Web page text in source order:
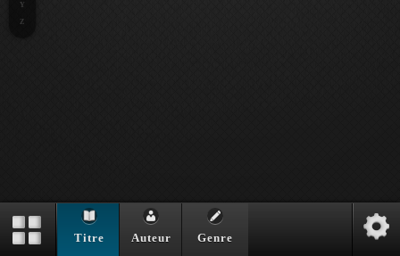
Y
Z
Titre Auteur Genre